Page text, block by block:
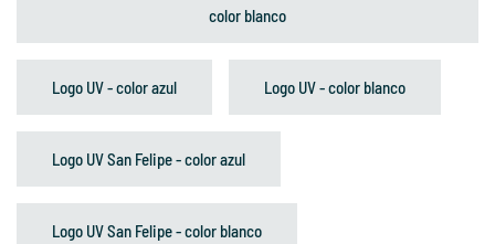
color blanco
Logo UV - color azul Logo UV - color blanco
Logo UV San Felipe - color azul
Logo UV San Felipe - color blanco